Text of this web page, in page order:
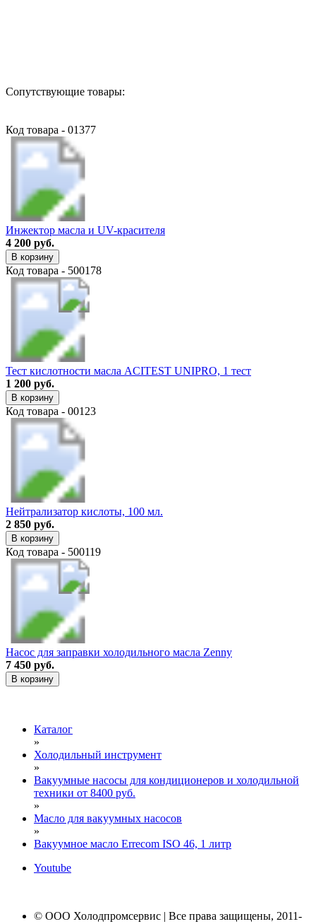
Сопутствующие товары:
Код товара - 01377
Инжектор масла и UV-красителя
4 200 руб.
В корзину
Код товара - 500178
Тест кислотности масла ACITEST UNIPRO, 1 тест
1 200 руб.
В корзину
Код товара - 00123
Нейтрализатор кислоты, 100 мл.
2 850 руб.
В корзину
Код товара - 500119
Насос для заправки холодильного масла Zenny
7 450 руб.
В корзину
Каталог
»
Холодильный инструмент
»
Вакуумные насосы для кондиционеров и холодильной
техники от 8400 руб.
»
Масло для вакуумных насосов
»
Вакуумное масло Errecom ISO 46, 1 литр
Youtube
© ООО Холодпромсервис | Все права защищены, 2011-